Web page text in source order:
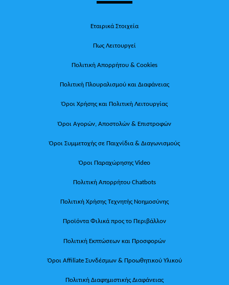
Εταιρικά Στοιχεία
Πως Λειτουργεί
Πολιτική Απορρήτου & Cookies
Πολιτική Πλουραλισμού και Διαφάνειας
Όροι Χρήσης και Πολιτική Λειτουργίας
Όροι Αγορών, Αποστολών & Επιστροφών
Όροι Συμμετοχής σε Παιχνίδια & Διαγωνισμούς
Όροι Παραχώρησης Video
Πολιτική Απορρήτου Chatbots
Πολιτική Χρήσης Τεχνητής Νοημοσύνης
Προϊόντα Φιλικά προς το Περιβάλλον
Πολιτική Εκπτώσεων και Προσφορών
Όροι Affiliate Συνδέσμων & Προωθητικού Υλικού
Πολιτική Διαφημιστικής Διαφάνειας